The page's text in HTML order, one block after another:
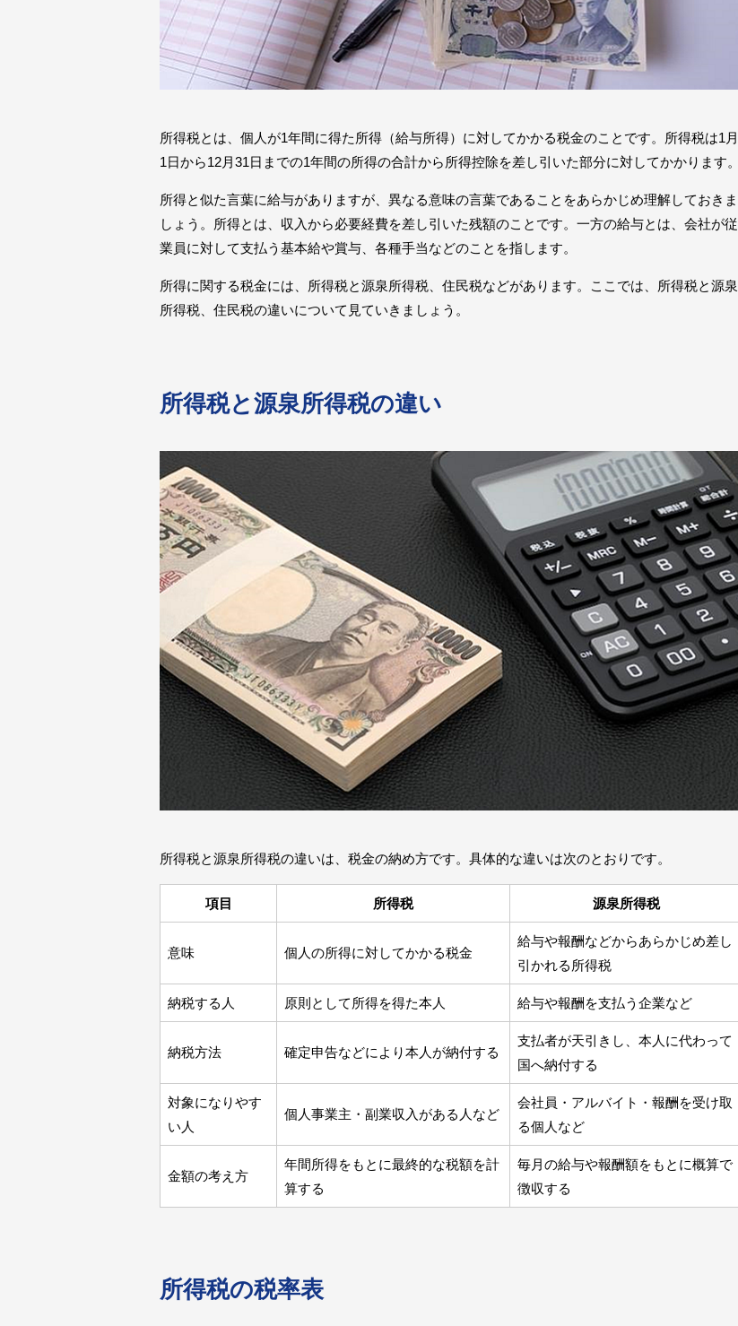
所得税とは、個人が1年間に得た所得（給与所得）に対してかかる税金のことです。所得税は1月
1日から12月31日までの1年間の所得の合計から所得控除を差し引いた部分に対してかかります。
所得と似た言葉に給与がありますが、異なる意味の言葉であることをあらかじめ理解しておきま
しょう。所得とは、収入から必要経費を差し引いた残額のことです。一方の給与とは、会社が従
業員に対して支払う基本給や賞与、各種手当などのことを指します。
所得に関する税金には、所得税と源泉所得税、住民税などがあります。ここでは、所得税と源泉
所得税、住民税の違いについて見ていきましょう。
所得税と源泉所得税の違い
所得税と源泉所得税の違いは、税金の納め方です。具体的な違いは次のとおりです。
項目 所得税 源泉所得税
意味 個人の所得に対してかかる税金
給与や報酬などからあらかじめ差し
引かれる所得税
納税する人 原則として所得を得た本人 給与や報酬を支払う企業など
納税方法 確定申告などにより本人が納付する
支払者が天引きし、本人に代わって
国へ納付する
対象になりやす
い人
個人事業主・副業収入がある人など
会社員・アルバイト・報酬を受け取
る個人など
金額の考え方
年間所得をもとに最終的な税額を計
算する
毎月の給与や報酬額をもとに概算で
徴収する
所得税の税率表